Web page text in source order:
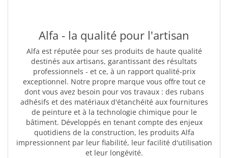
Alfa - la qualité pour l'artisan
Alfa est réputée pour ses produits de haute qualité
destinés aux artisans, garantissant des résultats
professionnels - et ce, à un rapport qualité-prix
exceptionnel. Notre propre marque vous offre tout ce
dont vous avez besoin pour vos travaux : des rubans
adhésifs et des matériaux d'étanchéité aux fournitures
de peinture et à la technologie chimique pour le
bâtiment. Développés en tenant compte des enjeux
quotidiens de la construction, les produits Alfa
impressionnent par leur fiabilité, leur facilité d'utilisation
et leur longévité.